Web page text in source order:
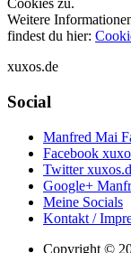
Cookies zu.
Weitere
findest du hier:
xuxos.de
Social
Manfred Mai
Facebook
Twitter
Google+
Meine Socials
Kontakt /
Copyright ©